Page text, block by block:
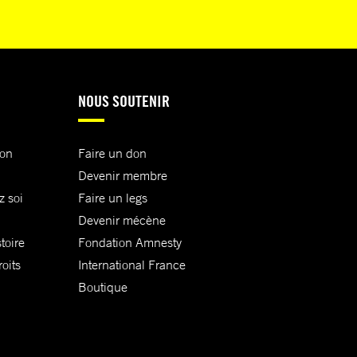
soi
NOUS SOUTENIR
Faire un don
Devenir membre
Faire un legs
Devenir mécène
Fondation Amnesty
International France
Boutique